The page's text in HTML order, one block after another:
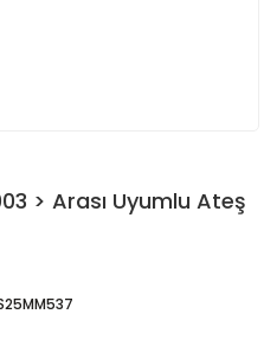
> Arası Uyumlu Ateş